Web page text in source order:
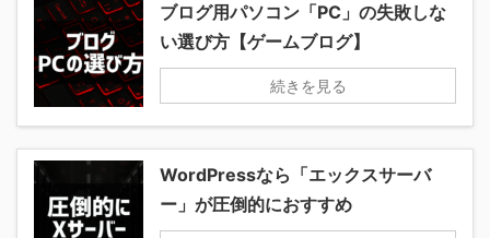
ブログ用パソコン「PC」の失敗しな
い選び方【ゲームブログ】
続きを見る
WordPressなら「エックスサーバ
ー」が圧倒的におすすめ